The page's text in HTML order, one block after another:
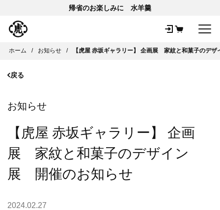
帰省のお楽しみに 水羊羹
ホーム お知らせ 【虎屋 赤坂ギャラリー】 企画展 家紋と和菓子のデ
戻る
お知らせ
【虎屋 赤坂ギャラリー】 企画
展 家紋と和菓子のデザイン
展 開催のお知らせ
2024.02.27